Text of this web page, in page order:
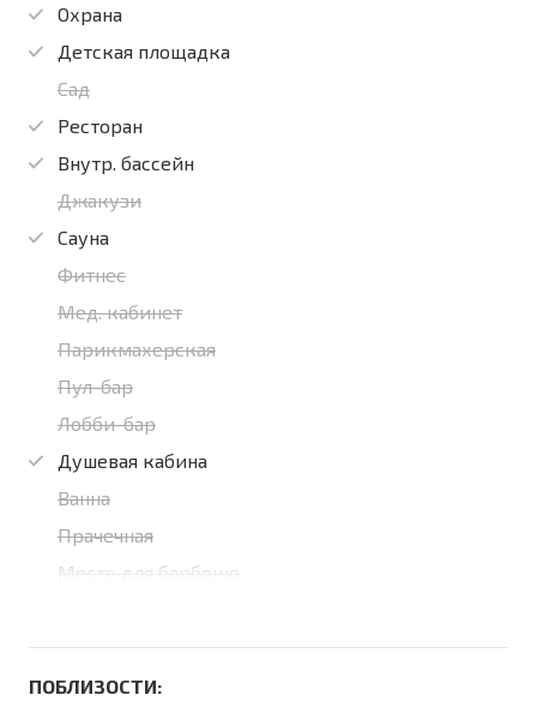
Охрана
Детская площадка
Сад
Ресторан
Внутр. бассейн
Джакузи
Сауна
Фитнес
Мед. кабинет
Парикмахерская
Пул-бар
Лобби-бар
Душевая кабина
Ванна
Прачечная
Место для барбекю
ПОБЛИЗОСТИ: